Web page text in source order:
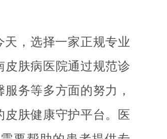
，选择一家正规专业
肤病医院通过规范诊
务等多方面的努力，
皮肤健康守护平台。医